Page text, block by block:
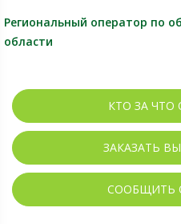
Региональный оператор по
области
КТО ЗА ЧТО
ЗАКАЗАТЬ
СООБЩИТЬ